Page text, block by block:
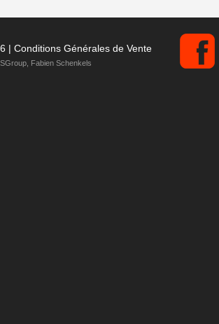
| Conditions Générales de Vente
Fabien Schenkels